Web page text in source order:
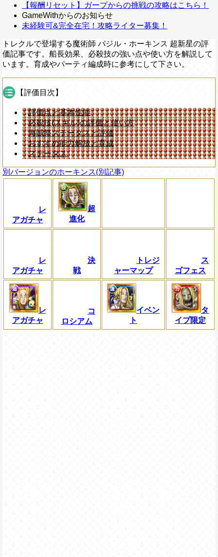
【報酬リセット】ガープからの挑戦の攻略はこちら！
GameWithからのお知らせ
未経験可&完全在宅！攻略ライター募集！
トレクルで登場する魔術師 バジル・ホーキンス 超新星の評
価記事です。船長効果、必殺技の強い点や使い方を解説して
います。育成やパーティ編成時に参考にして下さい。
【評価目次】
評価点と基本性能
必殺技(スキル)の評価と使い方
海賊祭ステータスと評価
おすすめ能力解放と育成
ステータス
別バージョンのホーキンス(別記事)
レ
アガチャ
超
進化
レ
アガチャ
決
戦
トレジ
ャーマップ
ス
ゴフェス
レ
アガチャ
コ
ロシアム
イベン
ト
タ
イプ限定